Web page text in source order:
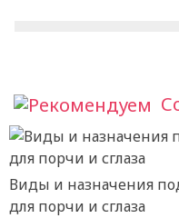
Виды и назначения
для порчи и сглаза